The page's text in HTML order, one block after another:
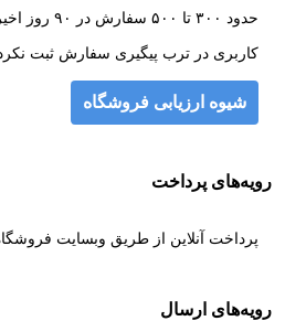
حدود ۳۰۰ تا ۵۰۰ سفارش در ۹۰ روز اخیر فعالیت در ترب
کاربری در ترب پیگیری سفارش ثبت
شیوه ارزیابی فروشگاه
رویه‌های پرداخت
پرداخت آنلاین از طریق وبسایت
رویه‌های ارسال